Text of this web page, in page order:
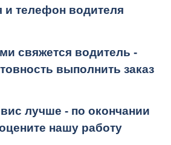
и телефон водителя
свяжется водитель -
выполнить заказ
лучше - по окончании
нашу работу